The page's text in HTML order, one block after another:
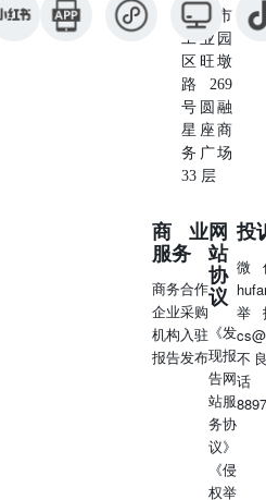
10%之间；落后大市：预计涨幅落
上。 ——风险评级 A：预计波动率
；B：预计波动率大于相对基准指
券股份有限公司(以下简称“公司”)
资格。本报告是基于公司认为可靠的
保证该等信息的准确性和完整性。入
。在任何情况下，本报告中的信息或
对任何人的投资建议。在任何情况
载的资料、意见及推测仅反映发布当
，公司可发出与本报告所载资料、意
。公司或其关联机构在法律许可的情
报告中提到的上市公司发行的证券或
争取为这些公司提供投资银行或财务
虑到公司可能存在可能影响本报告客
在知晓范围内履行披露义务。本报告
对本报告保留一切权利。未经公司事
任何部分均不得以任何方式制作任何
复制品，或再次分发给任何其他人，
的其他方式使用。否则，公司将保留
权利。 依据《发布证券研究报告执
苏州市
工业园
区旺墩
路269
号圆融
星座商
务广场
33 层
商业
服务
商务合作
企业采购
机构入驻
报告发布
网
站
协
议
《发
现报
告网
站服
务协
议》
《侵
权举
投
微
举
不